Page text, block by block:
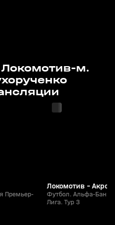
м.
Премьер-
Локомотив - Акрон
Футбол. Альфа-Банк
Лига. Тур 3
05 авг, 23:13